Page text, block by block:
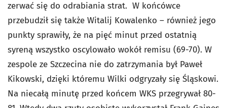
zerwać się do odrabiania strat. W końcówce
przebudził się także Witalij Kowalenko – również jego
punkty sprawiły, że na pięć minut przed ostatnią
syreną wszystko oscylowało wokół remisu (69-70). W
zespole ze Szczecina nie do zatrzymania był Paweł
Kikowski, dzięki któremu Wilki odgryzały się Śląskowi.
Na niecałą minutę przed końcem WKS przegrywał 80-